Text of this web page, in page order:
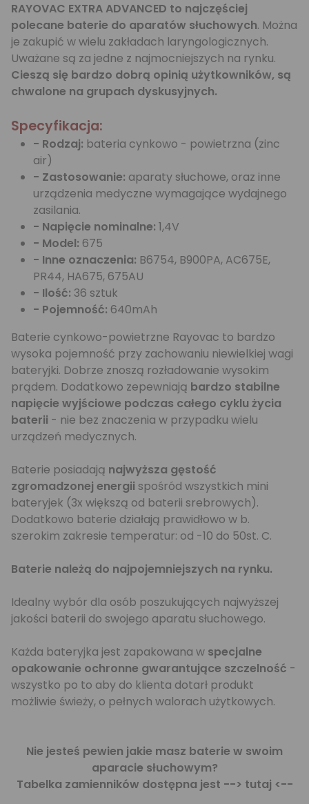
RAYOVAC EXTRA ADVANCED to najczęściej
polecane baterie do aparatów słuchowych. Można
je zakupić w wielu zakładach laryngologicznych.
Uważane są za jedne z najmocniejszych na rynku.
Cieszą się bardzo dobrą opinią użytkowników, są
chwalone na grupach dyskusyjnych.
Specyfikacja:
- Rodzaj: bateria cynkowo - powietrzna (zinc
air)
- Zastosowanie: aparaty słuchowe, oraz inne
urządzenia medyczne wymagające wydajnego
zasilania.
- Napięcie nominalne: 1,4V
- Model: 675
- Inne oznaczenia: B6754, B900PA, AC675E,
PR44, HA675, 675AU
- Ilość: 36 sztuk
- Pojemność: 640mAh
Baterie cynkowo-powietrzne Rayovac to bardzo
wysoka pojemność przy zachowaniu niewielkiej wagi
bateryjki. Dobrze znoszą rozładowanie wysokim
prądem. Dodatkowo zepewniają bardzo stabilne
napięcie wyjściowe podczas całego cyklu życia
baterii - nie bez znaczenia w przypadku wielu
urządzeń medycznych.
Baterie posiadają najwyższa gęstość
zgromadzonej energii spośród wszystkich mini
bateryjek (3x większą od baterii srebrowych).
Dodatkowo baterie działają prawidłowo w b.
szerokim zakresie temperatur: od -10 do 50st. C.
Baterie należą do najpojemniejszych na rynku.
Idealny wybór dla osób poszukujących najwyższej
jakości baterii do swojego aparatu słuchowego.
Każda bateryjka jest zapakowana w specjalne
opakowanie ochronne gwarantujące szczelność -
wszystko po to aby do klienta dotarł produkt
możliwie świeży, o pełnych walorach użytkowych.
Nie jesteś pewien jakie masz baterie w swoim
aparacie słuchowym?
Tabelka zamienników dostępna jest --> tutaj <--